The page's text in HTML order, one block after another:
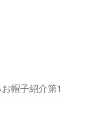
帽子紹介第1